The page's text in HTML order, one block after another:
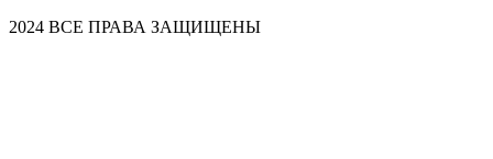
2024 ВСЕ ПРАВА ЗАЩИЩЕНЫ